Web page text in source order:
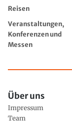
Reisen
Veranstaltungen,
Konferenzen und
Messen
Über uns
Impressum
Team